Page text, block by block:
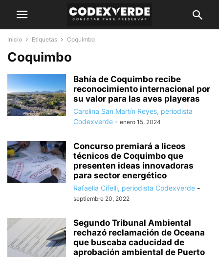
Inicio Etiquetas Coquimbo
Coquimbo
Bahía de Coquimbo recibe
reconocimiento internacional por
su valor para las aves playeras
Carolina San Martín Reyes, periodista
Codexverde - enero 15, 2024
Concurso premiará a liceos
técnicos de Coquimbo que
presenten ideas innovadoras
para sector energético
Rafaella Cifelli, periodista Codexverde -
septiembre 20, 2022
Segundo Tribunal Ambiental
rechazó reclamación de Oceana
que buscaba caducidad de
aprobación ambiental de Puerto